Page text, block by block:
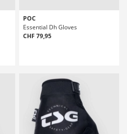
POC
Essential Dh Gloves
CHF 79,95